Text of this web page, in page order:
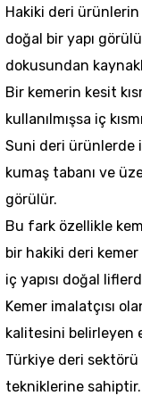
Hakiki deri
doğal bir yapı
dokusundan
Bir kemerin kesit
kullanılmışsa iç
Suni deri ürünlerde
kumaş tabanı ve
görülür.
Bu fark özellikle
bir hakiki deri
iç yapısı doğal
Kemer imalatçısı
kalitesini belirleyen
Türkiye deri
tekniklerine